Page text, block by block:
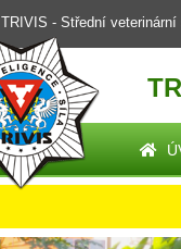
TRIVIS - Střední